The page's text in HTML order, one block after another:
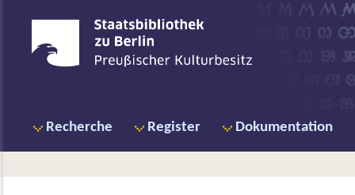
Recherche Register Dokumentation